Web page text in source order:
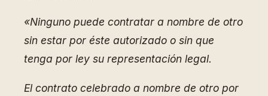
«Ninguno puede contratar a nombre de otro
sin estar por éste autorizado o sin que
tenga por ley su representación legal.
El contrato celebrado a nombre de otro por